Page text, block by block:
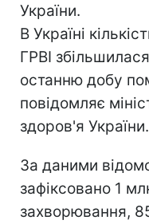
України.
В Україні
ГРВІ
останню добу
повідомляє
здоров'я України.
За даними
зафіксовано 1
захворювання,